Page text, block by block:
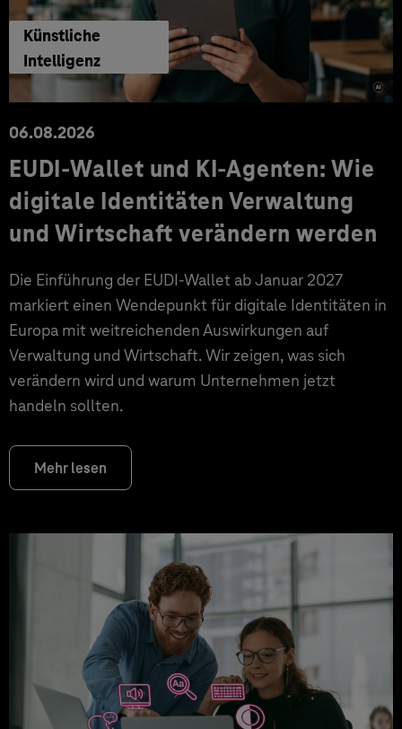
Künstliche
Intelligenz
06.08.2026
EUDI-Wallet und KI-Agenten: Wie
digitale Identitäten Verwaltung
und Wirtschaft verändern werden
Die Einführung der EUDI-Wallet ab Januar 2027
markiert einen Wendepunkt für digitale Identitäten in
Europa mit weitreichenden Auswirkungen auf
Verwaltung und Wirtschaft. Wir zeigen, was sich
verändern wird und warum Unternehmen jetzt
handeln sollten.
Mehr lesen